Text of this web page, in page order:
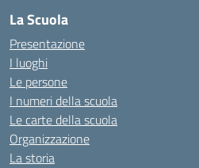
La Scuola
Presentazione
I luoghi
Le persone
I numeri della scuola
Le carte della scuola
Organizzazione
La storia